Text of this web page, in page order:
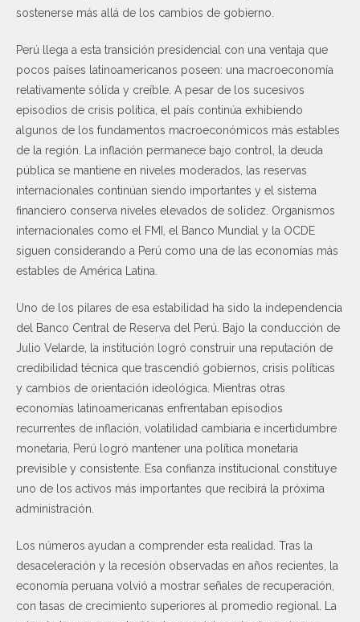
sostenerse más allá de los cambios de gobierno.
Perú llega a esta transición presidencial con una ventaja que
pocos países latinoamericanos poseen: una macroeconomía
relativamente sólida y creíble. A pesar de los sucesivos
episodios de crisis política, el país continúa exhibiendo
algunos de los fundamentos macroeconómicos más estables
de la región. La inflación permanece bajo control, la deuda
pública se mantiene en niveles moderados, las reservas
internacionales continúan siendo importantes y el sistema
financiero conserva niveles elevados de solidez. Organismos
internacionales como el FMI, el Banco Mundial y la OCDE
siguen considerando a Perú como una de las economías más
estables de América Latina.
Uno de los pilares de esa estabilidad ha sido la independencia
del Banco Central de Reserva del Perú. Bajo la conducción de
Julio Velarde, la institución logró construir una reputación de
credibilidad técnica que trascendió gobiernos, crisis políticas
y cambios de orientación ideológica. Mientras otras
economías latinoamericanas enfrentaban episodios
recurrentes de inflación, volatilidad cambiaria e incertidumbre
monetaria, Perú logró mantener una política monetaria
previsible y consistente. Esa confianza institucional constituye
uno de los activos más importantes que recibirá la próxima
administración.
Los números ayudan a comprender esta realidad. Tras la
desaceleración y la recesión observadas en años recientes, la
economía peruana volvió a mostrar señales de recuperación,
con tasas de crecimiento superiores al promedio regional. La